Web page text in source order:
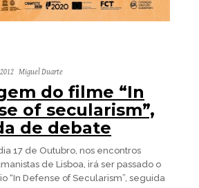
Miguel Duarte
do filme “In
of secularism”,
de debate
17 de Outubro, nos encontros
de Lisboa, irá ser passado o
“In Defense of Secularism”, seguida